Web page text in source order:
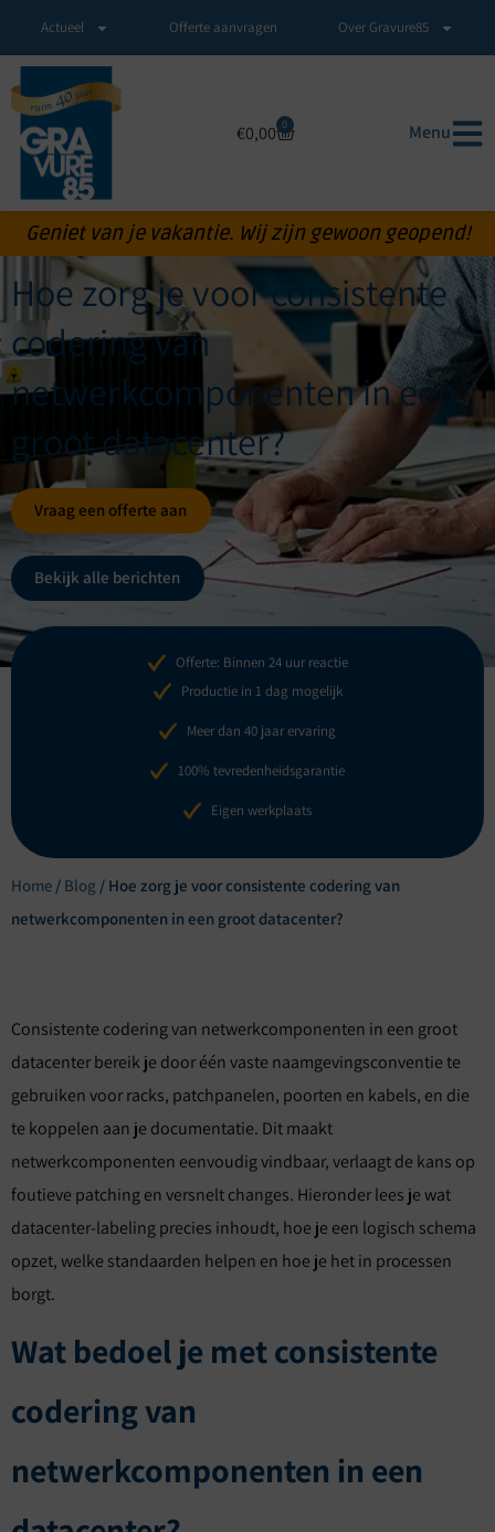
Actueel Offerte aanvragen Over Gravure85
€0,00 0 Menu
Geniet van je vakantie. Wij zijn gewoon geopend!
Hoe zorg je voor consistente
codering van
netwerkcomponenten in een
groot datacenter?
Vraag een offerte aan
Bekijk alle berichten
Offerte: Binnen 24 uur reactie
Productie in 1 dag mogelijk
Meer dan 40 jaar ervaring
100% tevredenheidsgarantie
Eigen werkplaats
Home / Blog / Hoe zorg je voor consistente codering van
netwerkcomponenten in een groot datacenter?
Consistente codering van netwerkcomponenten in een groot
datacenter bereik je door één vaste naamgevingsconventie te
gebruiken voor racks, patchpanelen, poorten en kabels, en die
te koppelen aan je documentatie. Dit maakt
netwerkcomponenten eenvoudig vindbaar, verlaagt de kans op
foutieve patching en versnelt changes. Hieronder lees je wat
datacenter-labeling precies inhoudt, hoe je een logisch schema
opzet, welke standaarden helpen en hoe je het in processen
borgt.
Wat bedoel je met consistente
codering van
netwerkcomponenten in een